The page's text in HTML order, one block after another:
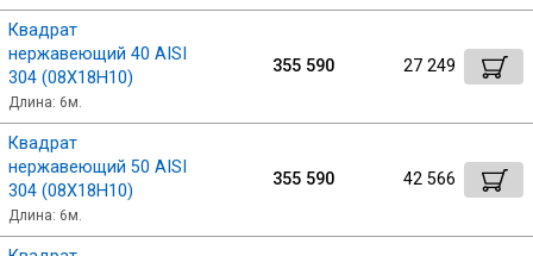
Проволока
Остальное
Квадрат
нержавеющий 40 AISI
304 (08Х18Н10)
Длина: 6м.
355 590 27 249
Квадрат
нержавеющий 50 AISI
304 (08Х18Н10)
Длина: 6м.
355 590 42 566